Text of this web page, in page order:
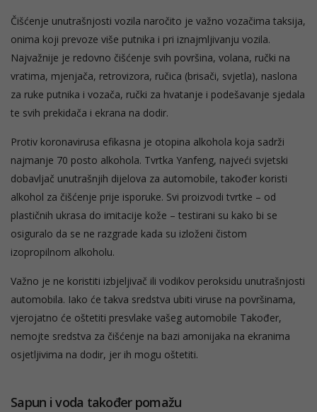
Čišćenje unutrašnjosti vozila naročito je važno vozačima taksija,
onima koji prevoze više putnika i pri iznajmljivanju vozila.
Najvažnije je redovno čišćenje svih površina, volana, ručki na
vratima, mjenjača, retrovizora, ručica (brisači, svjetla), naslona
za ruke putnika i vozača, ručki za hvatanje i podešavanje sjedala
te svih prekidača i ekrana na dodir.
Protiv koronavirusa efikasna je otopina alkohola koja sadrži
najmanje 70 posto alkohola. Tvrtka Yanfeng, najveći svjetski
dobavljač unutrašnjih dijelova za automobile, također koristi
alkohol za čišćenje prije isporuke. Svi proizvodi tvrtke – od
plastičnih ukrasa do imitacije kože – testirani su kako bi se
osiguralo da se ne razgrade kada su izloženi čistom
izopropilnom alkoholu.
Važno je ne koristiti izbjeljivač ili vodikov peroksidu unutrašnjosti
automobila. Iako će takva sredstva ubiti viruse na površinama,
vjerojatno će oštetiti presvlake vašeg automobile Također,
nemojte sredstva za čišćenje na bazi amonijaka na ekranima
osjetljivima na dodir, jer ih mogu oštetiti.
Sapun i voda također pomažu